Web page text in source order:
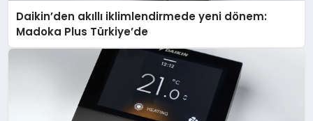
Daikin’den akıllı iklimlendirmede yeni dönem:
Madoka Plus Türkiye’de